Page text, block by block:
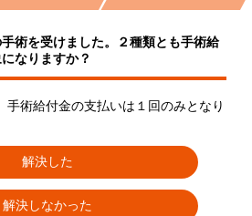
術を受けました。２種類とも手術給
なりますか？
手術給付金の支払いは１回のみとなり
解決した
解決しなかった